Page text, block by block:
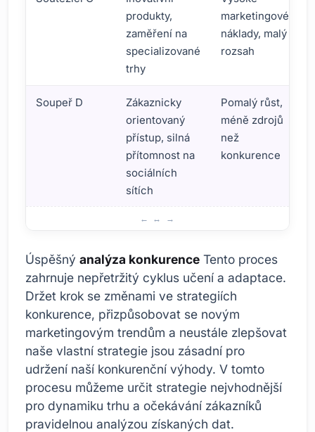
produkty,
zaměření na
specializované
trhy
marketingové
náklady, malý
rozsah
Soupeř D
Zákaznicky
orientovaný
přístup, silná
přítomnost na
sociálních
sítích
Pomalý růst,
méně zdrojů
než
konkurence
Úspěšný analýza konkurence Tento proces
zahrnuje nepřetržitý cyklus učení a adaptace.
Držet krok se změnami ve strategiích
konkurence, přizpůsobovat se novým
marketingovým trendům a neustále zlepšovat
naše vlastní strategie jsou zásadní pro
udržení naší konkurenční výhody. V tomto
procesu můžeme určit strategie nejvhodnější
pro dynamiku trhu a očekávání zákazníků
pravidelnou analýzou získaných dat.